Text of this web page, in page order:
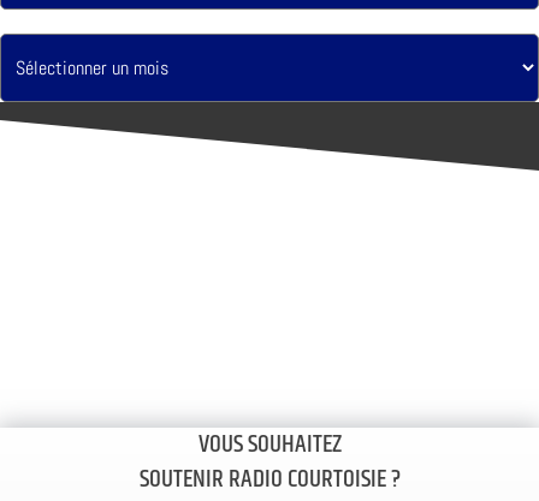
VOUS SOUHAITEZ
SOUTENIR RADIO COURTOISIE ?